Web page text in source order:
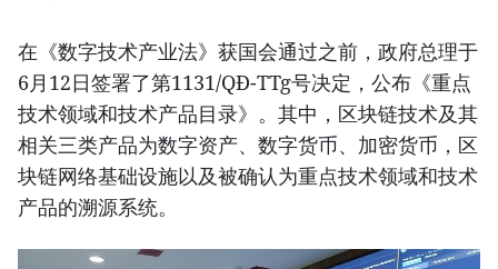
在《数字技术产业法》获国会通过之前，政府总理于
6月12日签署了第1131/QĐ-TTg号决定，公布《重点
技术领域和技术产品目录》。其中，区块链技术及其
相关三类产品为数字资产、数字货币、加密货币，区
块链网络基础设施以及被确认为重点技术领域和技术
产品的溯源系统。